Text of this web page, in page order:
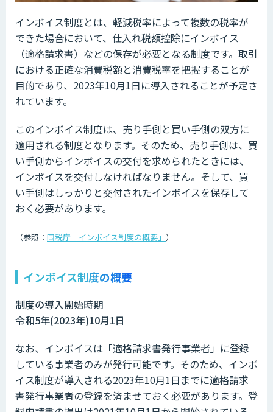
インボイス制度とは、軽減税率によって複数の税率が
できた場合において、仕入れ税額控除にインボイス
（適格請求書）などの保存が必要となる制度です。取引
における正確な消費税額と消費税率を把握することが
目的であり、2023年10月1日に導入されることが予定さ
れています。
このインボイス制度は、売り手側と買い手側の双方に
適用される制度となります。そのため、売り手側は、買
い手側からインボイスの交付を求められたときには、
インボイスを交付しなければなりません。そして、買
い手側はしっかりと交付されたインボイスを保存して
おく必要があります。
（参照： 国税庁「インボイス制度の概要」 ）
インボイス制度の概要
制度の導入開始時期
令和5年(2023年)10月1日
なお、インボイスは「適格請求書発行事業者」に登録
している事業者のみが発行可能です。そのため、インボ
イス制度が導入される2023年10月1日までに適格請求
書発行事業者の登録を済ませておく必要があります。登